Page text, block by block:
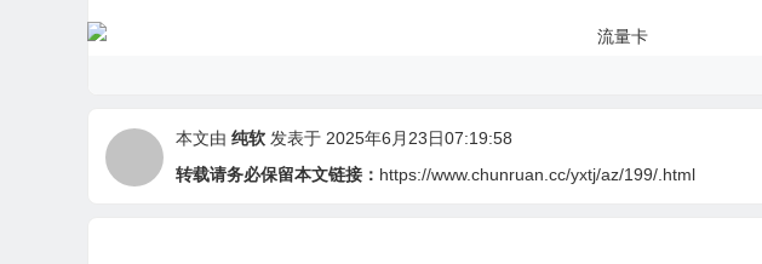
本文由 纯软 发表于 2025年6月23日07:19:58
转载请务必保留本文链接： https://www.chunruan.cc/yxtj/az/199/.html